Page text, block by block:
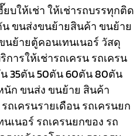
บให้เช่า ให้เช่ารถบรรทุกติด
น ขนส่งขนย้ายสินค้า ขนย้าย
นย้ายตู้คอนเทนเนอร์ วัสดุ
การให้เช่ารถเครน รถเครน
35ตัน 50ตัน 60ตัน 80ตัน
ก ขนส่ง ขนย้าย สินค้า
ถเครนรายเดือน รถเครนยก
เนอร์ รถเครนยกของ รถ